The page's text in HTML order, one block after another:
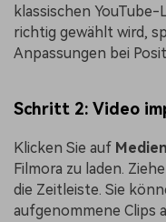
klassischen
richtig gewählt wird,
Anpassungen bei
Schritt 2: Video
Klicken Sie auf
Filmora zu laden.
die Zeitleiste. Sie
aufgenommene Clips